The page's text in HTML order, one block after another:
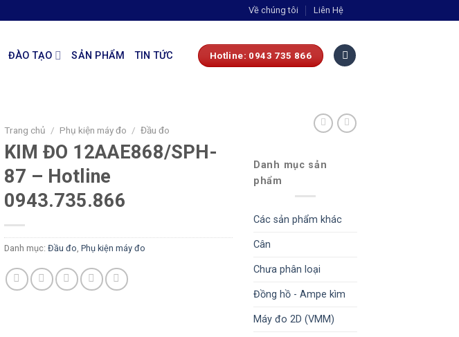
Về chúng tôi Liên Hệ
ĐÀO TẠO SẢN PHẨM TIN TỨC Hotline: 0943 735 866
Trang chủ / Phụ kiện máy đo / Đầu đo
KIM ĐO 12AAE868/SPH-
87 – Hotline
0943.735.866
Danh mục: Đầu đo Phụ kiện máy đo
Danh mục sản
phẩm
Các sản phẩm khác
Cân
Chưa phân loại
Đồng hồ - Ampe kìm
Máy đo 2D (VMM)